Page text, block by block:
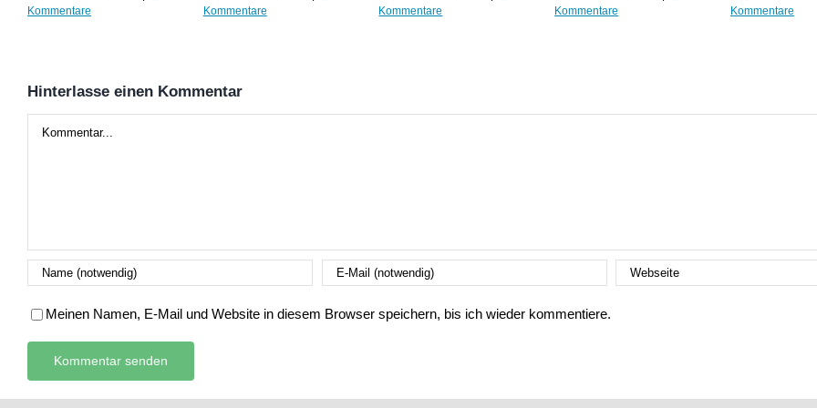
Kommentare
Kommentare
Kommentare
Kommentare
Kommentare
Hinterlasse einen Kommentar
Meinen Namen, E-Mail und Website in diesem Browser speichern, bis ich wieder kommentiere.